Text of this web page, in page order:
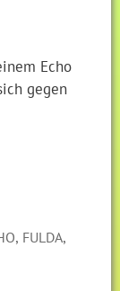
Echo
gegen
, FULDA,